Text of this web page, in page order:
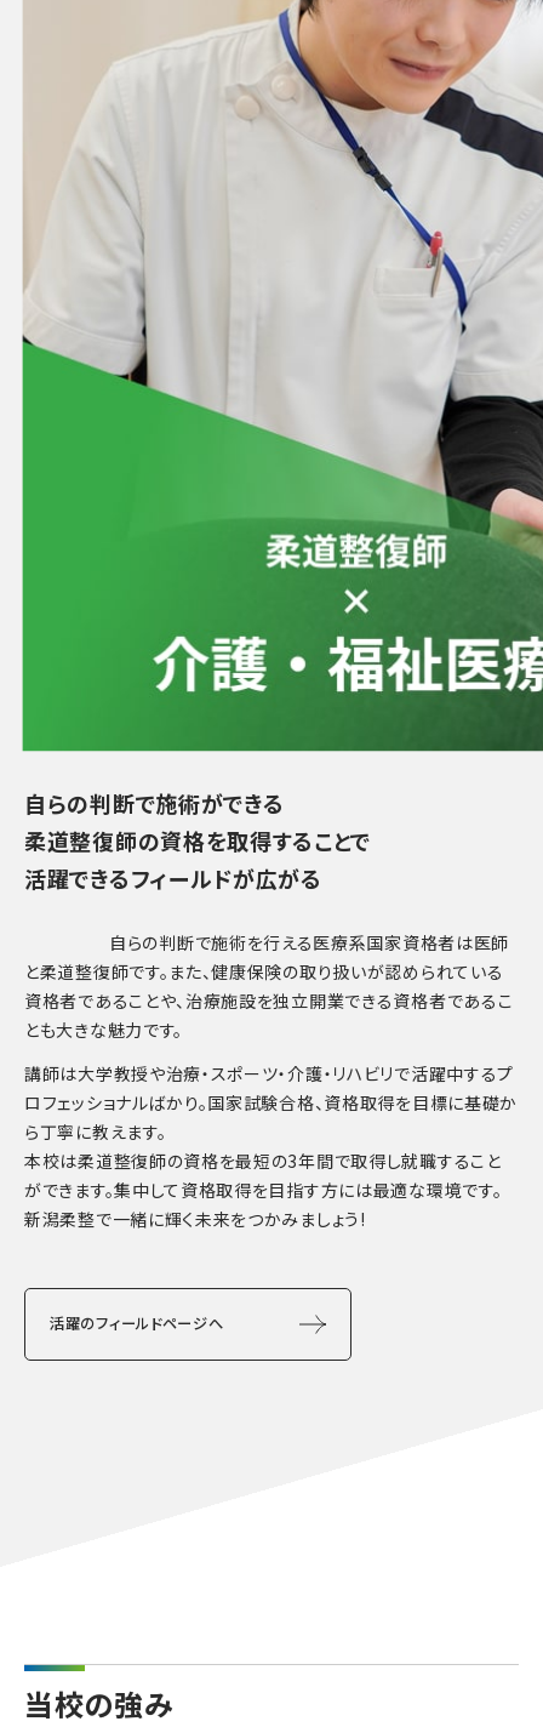
自らの判断で施術ができる
柔道整復師の資格を取得することで
活躍できるフィールドが広がる
自らの判断で施術を行える医療系国家資格者は医師
と柔道整復師です。また、健康保険の取り扱いが認められている
資格者であることや、治療施設を独立開業できる資格者であるこ
とも大きな魅力です。
講師は大学教授や治療・スポーツ・介護・リハビリで活躍中するプ
ロフェッショナルばかり。国家試験合格、資格取得を目標に基礎か
ら丁寧に教えます。
本校は柔道整復師の資格を最短の3年間で取得し就職すること
ができます。集中して資格取得を目指す方には最適な環境です。
新潟柔整で一緒に輝く未来をつかみましょう!
活躍のフィールドページへ
当校の強み